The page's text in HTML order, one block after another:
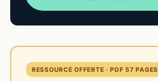
RESSOURCE OFFERTE · PDF 57 PAGES